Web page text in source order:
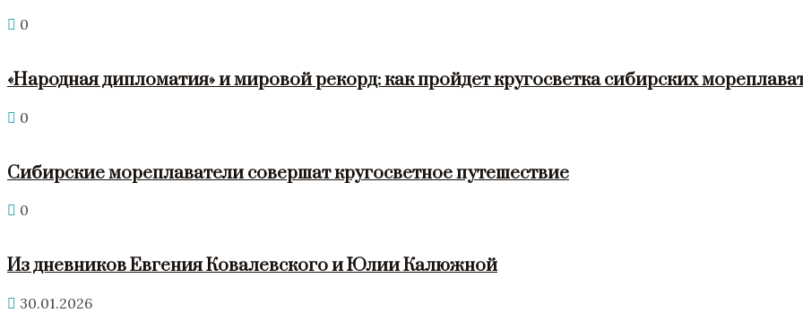
0
«Народная дипломатия» и мировой рекорд: как пройдет кругосветка сибирских
0
Сибирские мореплаватели совершат кругосветное путешествие
0
Из дневников Евгения Ковалевского и Юлии Калюжной
30.01.2026